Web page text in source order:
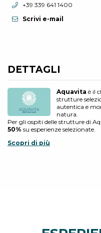
DETTAGLI
Aquavita è il
strutture
autentica e
natura.
Per gli ospiti delle strutture di
50% su esperienze selezionate.
Scopri di più
Telefono:
+39 339 641 1400
Scrivi e-mail